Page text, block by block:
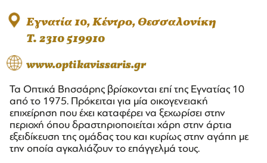
Εγνατία 10, Kέντρο, Θεσσαλονίκη
T. 2310 519910
www.optikavissaris.gr
Τα Οπτικά Βησσάρης βρίσκονται επί της Εγνατίας 10
από το 1975. Πρόκειται για μία οικογενειακή
επιχείρηση που έχει καταφέρει να ξεχωρίσει στην
περιοχή όπου δραστηριοποιείται χάρη στην άρτια
εξειδίκευση της ομάδας του και κυρίως στην αγάπη με
την οποία αγκαλιάζουν το επάγγελμά τους.